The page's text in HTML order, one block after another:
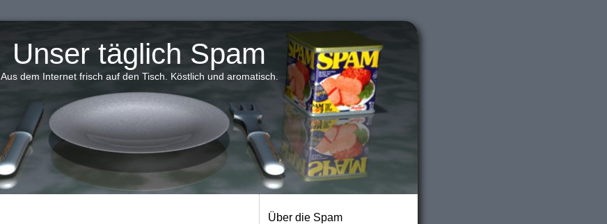
Unser täglich Spam
Aus dem Internet frisch auf den Tisch. Köstlich und aromatisch.
Über die Spam